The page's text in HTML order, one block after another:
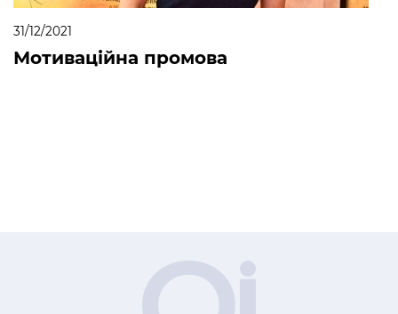
31/12/2021
Мотиваційна промова